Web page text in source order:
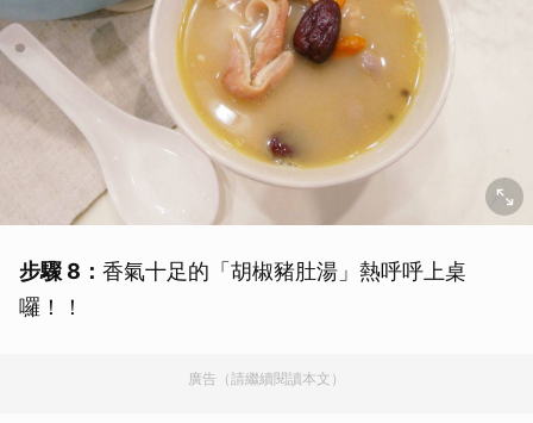
步驟 8： 香氣十足的「胡椒豬肚湯」熱呼呼上桌
囉！！
廣告（請繼續閱讀本文）